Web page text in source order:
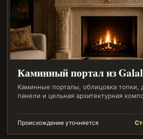
Каминный портал из
Каминные порталы, облицовка топки,
панели и цельная архитектурная
Происхождение уточняется